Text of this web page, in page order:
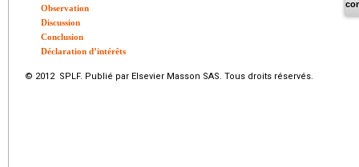
Observation
Discussion
Conclusion
Déclaration d’intérêts
© 2012 SPLF. Publié par Elsevier Masson SAS. Tous droits réservés.